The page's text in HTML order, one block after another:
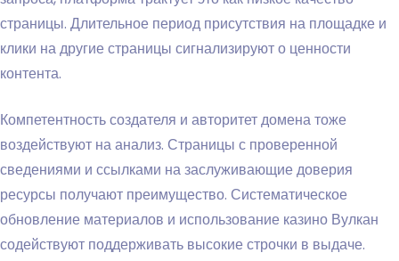
страницы. Длительное период присутствия на площадке и
клики на другие страницы сигнализируют о ценности
контента.
Компетентность создателя и авторитет домена тоже
воздействуют на анализ. Страницы с проверенной
сведениями и ссылками на заслуживающие доверия
ресурсы получают преимущество. Систематическое
обновление материалов и использование казино Вулкан
содействуют поддерживать высокие строчки в выдаче.